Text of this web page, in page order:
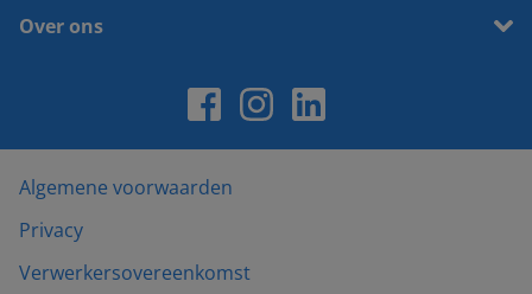
Over ons
Algemene voorwaarden
Privacy
Verwerkersovereenkomst